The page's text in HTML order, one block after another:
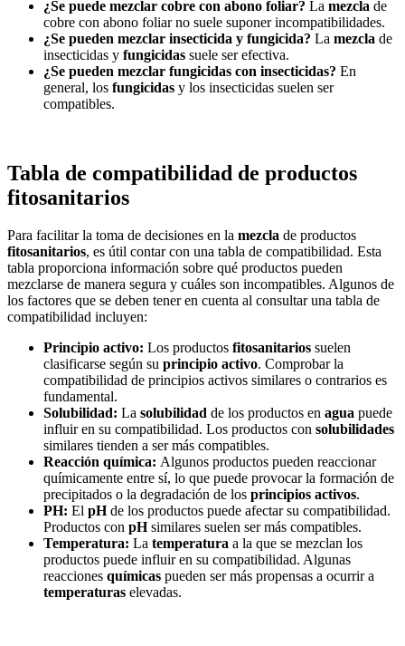
¿Se puede mezclar cobre con abono foliar? La mezcla de
cobre con abono foliar no suele suponer incompatibilidades.
¿Se pueden mezclar insecticida y fungicida? La mezcla de
insecticidas y fungicidas suele ser efectiva.
¿Se pueden mezclar fungicidas con insecticidas? En
general, los fungicidas y los insecticidas suelen ser
compatibles.
Tabla de compatibilidad de productos
fitosanitarios
Para facilitar la toma de decisiones en la mezcla de productos
fitosanitarios, es útil contar con una tabla de compatibilidad. Esta
tabla proporciona información sobre qué productos pueden
mezclarse de manera segura y cuáles son incompatibles. Algunos de
los factores que se deben tener en cuenta al consultar una tabla de
compatibilidad incluyen:
Principio activo: Los productos fitosanitarios suelen
clasificarse según su principio activo. Comprobar la
compatibilidad de principios activos similares o contrarios es
fundamental.
Solubilidad: La solubilidad de los productos en agua puede
influir en su compatibilidad. Los productos con solubilidades
similares tienden a ser más compatibles.
Reacción química: Algunos productos pueden reaccionar
químicamente entre sí, lo que puede provocar la formación de
precipitados o la degradación de los principios activos.
PH: El pHde los productos puede afectar su compatibilidad.
Productos con pHsimilares suelen ser más compatibles.
Temperatura: La temperatura a la que se mezclan los
productos puede influir en su compatibilidad. Algunas
reacciones químicas pueden ser más propensas a ocurrir a
temperaturas elevadas.